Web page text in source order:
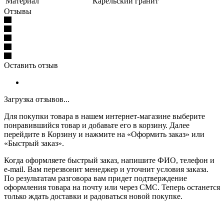
Отзывы
Оставить отзыв
Загрузка отзывов...
Для покупки товара в нашем интернет-магазине выберите
понравившийся товар и добавьте его в корзину. Далее
перейдите в Корзину и нажмите на «Оформить заказ» или
«Быстрый заказ».
Когда оформляете быстрый заказ, напишите ФИО, телефон и
e-mail. Вам перезвонит менеджер и уточнит условия заказа.
По результатам разговора вам придет подтверждение
оформления товара на почту или через СМС. Теперь останется
только ждать доставки и радоваться новой покупке.